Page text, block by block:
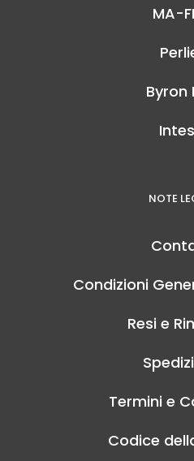
MA-
Byron
NOTE
Condizioni
Resi e
Termini e
Codice